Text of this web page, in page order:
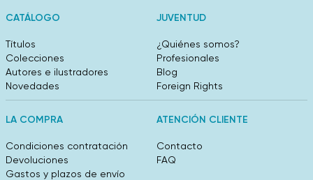
CATÁLOGO
Títulos
Colecciones
Autores e ilustradores
Novedades
JUVENTUD
¿Quiénes somos?
Profesionales
Blog
Foreign Rights
LA COMPRA
Condiciones contratación
Devoluciones
Gastos y plazos de envío
ATENCIÓN CLIENTE
Contacto
FAQ